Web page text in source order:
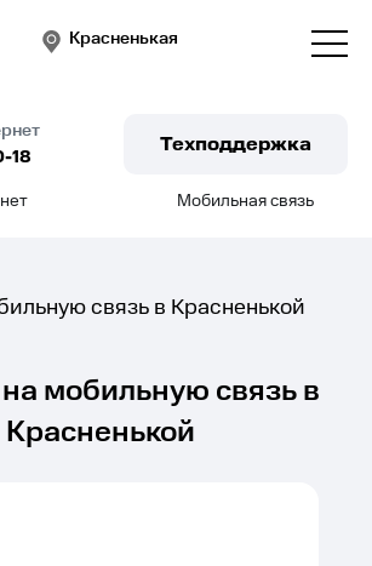
Красненькая
18
Техподдержка
Мобильная связь
связь в Красненькой
мобильную связь в
Красненькой